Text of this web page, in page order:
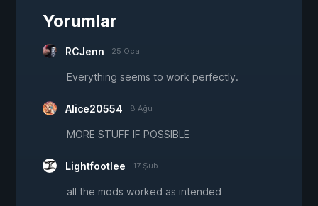
Yorumlar
RCJenn 25 Oca
Everything seems to work perfectly.
Alice20554 8 Ağu
MORE STUFF IF POSSIBLE
Lightfootlee 17 Şub
all the mods worked as intended